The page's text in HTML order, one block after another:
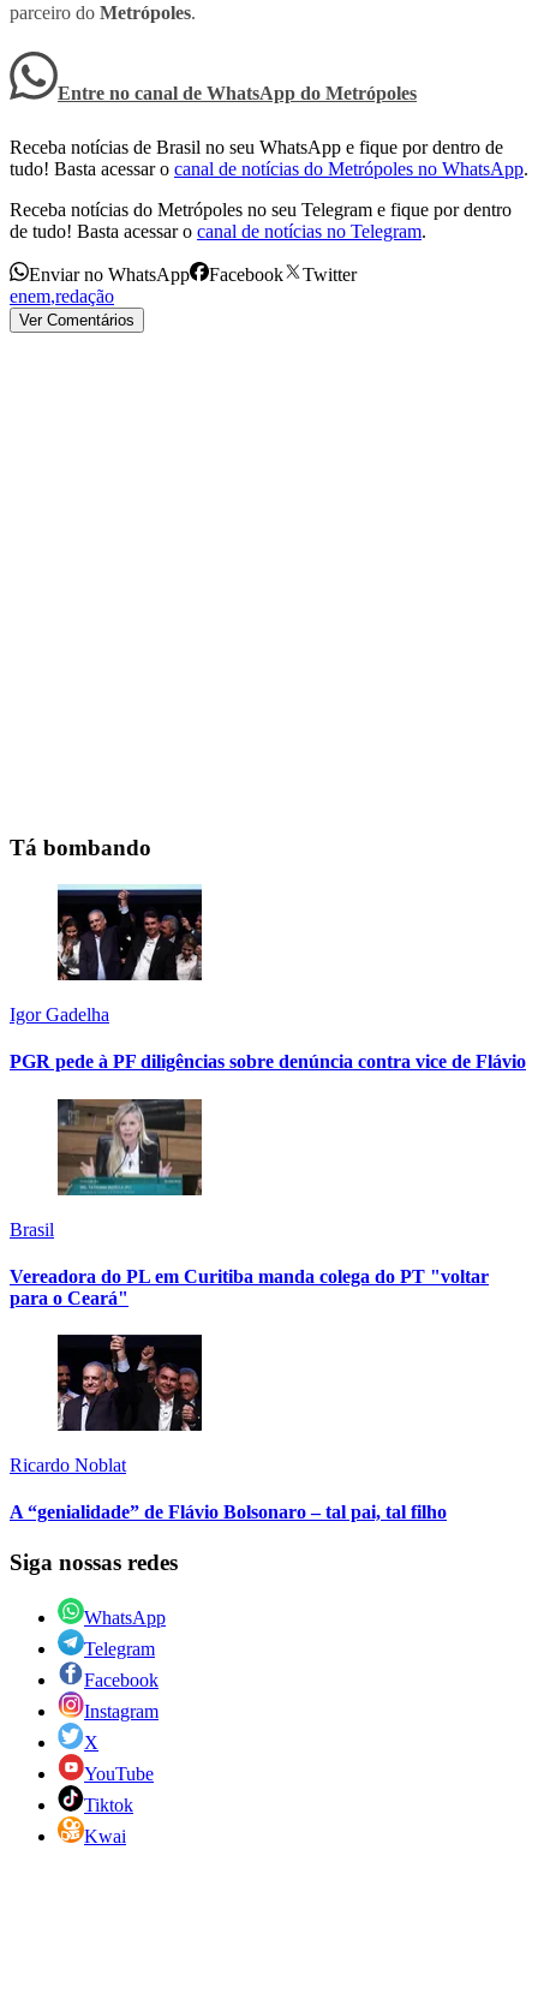
parceiro do Metrópoles.
Entre no canal de WhatsApp do Metrópoles
Receba notícias de Brasil no seu WhatsApp e fique por dentro de
tudo! Basta acessar o canal de notícias do Metrópoles no WhatsApp.
Receba notícias do Metrópoles no seu Telegram e fique por dentro
de tudo! Basta acessar o canal de notícias no Telegram.
Enviar no WhatsApp Facebook
Twitter
enem,redação
Ver Comentários
Tá bombando
Igor Gadelha
PGR pede à PF diligências sobre denúncia contra vice de Flávio
Brasil
Vereadora do PL em Curitiba manda colega do PT "voltar
para o Ceará"
Ricardo Noblat
A “genialidade” de Flávio Bolsonaro – tal pai, tal filho
Siga nossas redes
WhatsApp
Telegram
Facebook
Instagram
X
YouTube
Tiktok
Kwai